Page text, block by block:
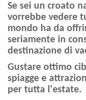
Se sei un croato
vorrebbe vedere
mondo ha da
seriamente in
destinazione di
Gustare ottimo
spiagge e
per tutta l'estate.